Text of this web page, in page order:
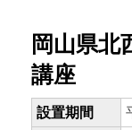
岡山県北
講座
設置期間